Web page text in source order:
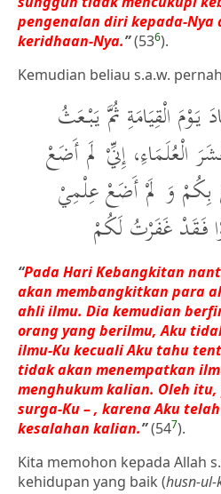
pengenalan diri kepada-Nya
keridhaan-Nya.”(536).
Kemudian beliau s.a.w.
يَوْمَ الْقِيَامَةِ ثُمَّ يَبْعَثُ
الْعُلَمَاءِ، إِنِّيْ لَم أَضَعْ
بِكُمْ وَ لَمْ أَضَعْ عِلْمِيْ
فَقَدْ غَفَرْتُ لَكُمْ
“Pada Hari Kebangkitan
akan membangkitkan para
ahli ilmu. Dia kemudian
orang yang berilmu, Aku
ilmu-Ku kecuali Aku tahu
tidak akan menempatkan
menghukum kalian. Oleh
surga-Ku – , karena Aku
kesalahan kalian.”(547).
Kita memohon kepada Allah
kehidupan yang baik (husn-